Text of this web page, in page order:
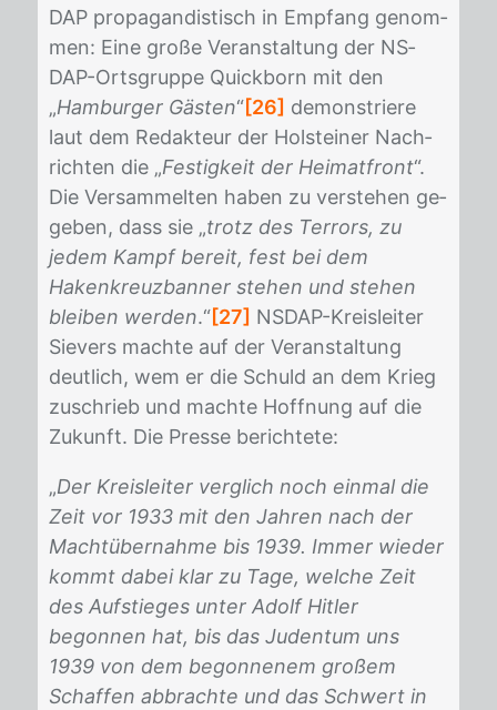
DAP pro­pa­gan­dis­tisch in Emp­fang ge­nom­
men: Eine gro­ße Ver­an­stal­tung der NS­
DAP-Orts­grup­pe Quick­born mit den
„Hamburger Gästen“[26] de­mons­trie­re
laut dem Re­dak­teur der Hol­stei­ner Nach­
rich­ten die „Festigkeit der Heimatfront“.
Die Ver­sam­mel­ten ha­ben zu ver­ste­hen ge­
ge­ben, dass sie „trotz des Terrors, zu
jedem Kampf bereit, fest bei dem
Hakenkreuzbanner stehen und stehen
bleiben werden.“[27] NS­DAP-Kreis­lei­ter
Sie­vers mach­te auf der Ver­an­stal­tung
deut­lich, wem er die Schuld an dem Krieg
zu­schrieb und mach­te Hoff­nung auf die
Zu­kunft. Die Pres­se be­rich­te­te:
„Der Kreisleiter verglich noch einmal die
Zeit vor 1933 mit den Jahren nach der
Machtübernahme bis 1939. Immer wieder
kommt dabei klar zu Tage, welche Zeit
des Aufstieges unter Adolf Hitler
begonnen hat, bis das Judentum uns
1939 von dem begonnenem großem
Schaffen abbrachte und das Schwert in